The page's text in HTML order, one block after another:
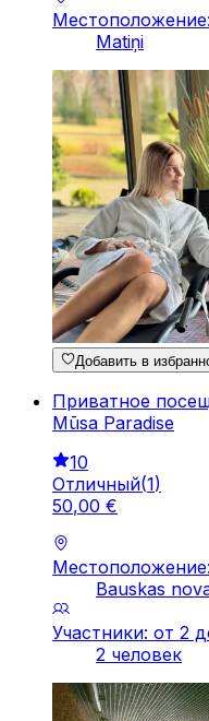
Matiņi
Добавить в
Приватное
Mūsa Paradise
10
Отличный(1)
50,00 €
Bauskas
Участники: от 2
2 человек